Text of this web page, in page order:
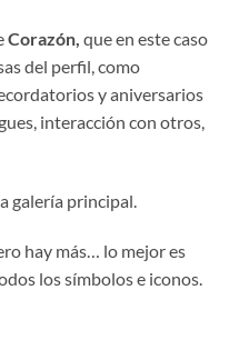
Corazón, que en este caso
del perfil, como
y aniversarios
interacción con otros,
galería principal.
hay más… lo mejor es
los símbolos e iconos.